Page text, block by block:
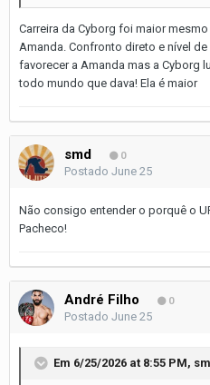
Carreira da Cyborg foi maior
Amanda. Confronto direto e nível
favorecer a Amanda mas a Cyborg
todo mundo que dava! Ela é maior
smd 0
Postado June 25
Não consigo entender o porquê o
Pacheco!
André Filho 0
Postado June 25
Em 6/25/2026 at 8:55 PM,